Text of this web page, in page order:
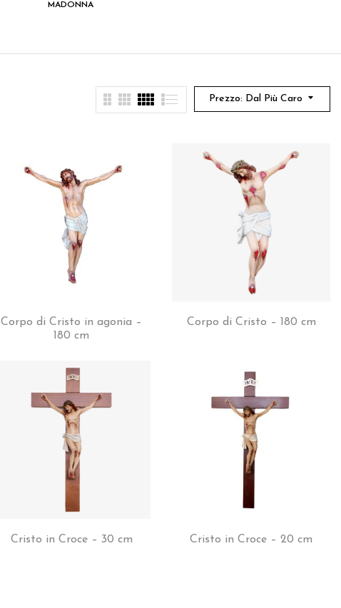
MADONNA
Prezzo: Dal Più Caro
Corpo di Cristo in agonia –
180 cm
Corpo di Cristo – 180 cm
Cristo in Croce – 30 cm Cristo in Croce – 20 cm